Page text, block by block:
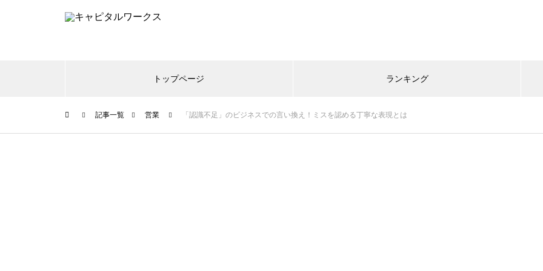
トップページ ランキング
記事一覧 営業 「認識不足」のビジネスでの言い換え！ミスを認める丁寧な表現とは